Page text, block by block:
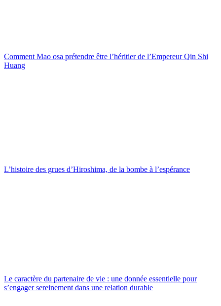
Comment Mao osa prétendre être l’héritier de l’Empereur Qin Shi
Huang
L’histoire des grues d’Hiroshima, de la bombe à l’espérance
Le caractère du partenaire de vie : une donnée essentielle pour
s’engager sereinement dans une relation durable